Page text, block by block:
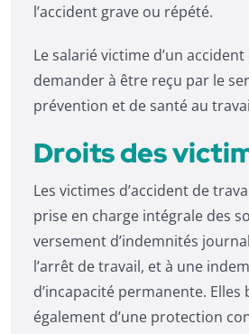
l’accident grave ou répété.
Le salarié victime d’un
demander à être reçu par le
prévention et de santé au
Droits des
Les victimes d’accident de
prise en charge intégrale des
versement d’indemnités
l’arrêt de travail, et à une
d’incapacité permanente. Elles
également d’une protection